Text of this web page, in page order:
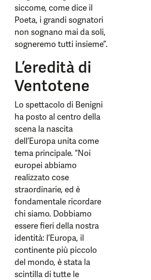
siccome, come dice il
Poeta, i grandi sognatori
non sognano mai da soli,
sogneremo tutti insieme”.
L’eredità di
Ventotene
Lo spettacolo di Benigni
ha posto al centro della
scena la nascita
dell’Europa unita come
tema principale. “Noi
europei abbiamo
realizzato cose
straordinarie, ed è
fondamentale ricordare
chi siamo. Dobbiamo
essere fieri della nostra
identità: l’Europa, il
continente più piccolo
del mondo, è stata la
scintilla di tutte le